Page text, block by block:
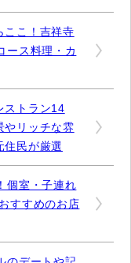
ここ！吉祥寺
ース料理・カ
ストラン14
やリッチな雰
住民が厳選
個室・子連れ
すすめのお店